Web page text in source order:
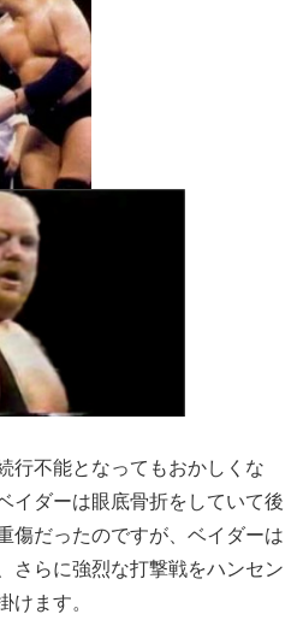
行不能となってもおかしくな
イダーは眼底骨折をしていて後
傷だったのですが、ベイダーは
さらに強烈な打撃戦をハンセン
けます。